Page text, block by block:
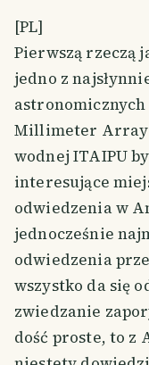
[PL]
Pierwszą rzeczą
jedno z
Millimeter Array
wodnej ITAIPU
interesujące
odwiedzenia w
jednocześnie
odwiedzenia
wszystko da się
zwiedzanie
dość proste, to z